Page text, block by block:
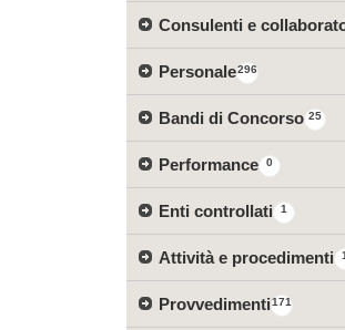
Consulenti e
296
Personale
25
Bandi di Concorso
0
Performance
1
Enti controllati
1
Attività e procedimenti
171
Provvedimenti